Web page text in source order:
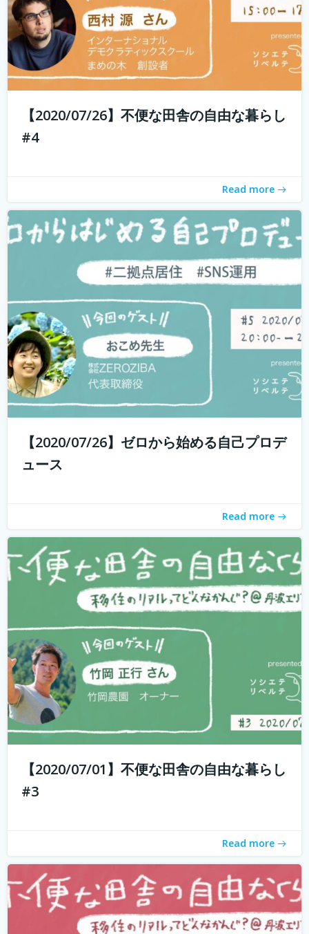
【2020/07/26】不便な田舎の自由な暮らし
#4
Read more
現代社会では「個人の時代」と言われ、SNSを通じて誰で
もコスト0円で自己発信できるようになってきました。 し
わからないと感じている方も多いのではないでしょうか？
【2020/07/26】ゼロから始める自己プロデ
ュース
Read more
withコロナ時代に入り、オンライン化が加速化すること
で、不便だと思われていた田舎も、不便に感じなくなって
きました。 でも、田舎に自分が好きな仕事ってあるの？そ
う思う方も多いかもしれません。 「不便な田舎の自由な暮
【2020/07/01】不便な田舎の自由な暮らし
#3
Read more
もしかして田舎のことを、遠いしコンビニないし仕事も無
いし、なんて思ってませんか？ 兵庫県丹波地域は「都会に
る。 「不便な田舎の自由な暮らし」...続きを読む